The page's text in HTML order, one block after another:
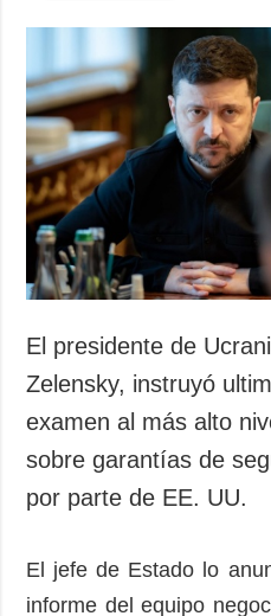
El presidente de
Zelensky, instruyó
examen al más alto
sobre garantías de
por parte de EE. UU.
El jefe de Estado lo
informe del equipo